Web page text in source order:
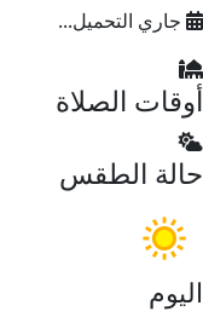
جاري التحميل...
أوقات الصلاة
حالة الطقس
اليوم